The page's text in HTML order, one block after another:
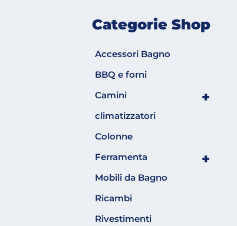
Categorie Shop
Accessori Bagno
BBQ e forni
+
Camini
climatizzatori
Colonne
+
Ferramenta
Mobili da Bagno
Ricambi
Rivestimenti